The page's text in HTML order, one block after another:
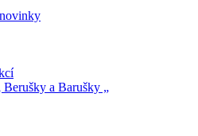
Berušky a Barušky „